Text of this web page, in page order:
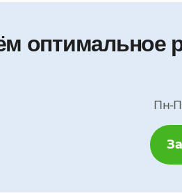
оптимальное
Пн-